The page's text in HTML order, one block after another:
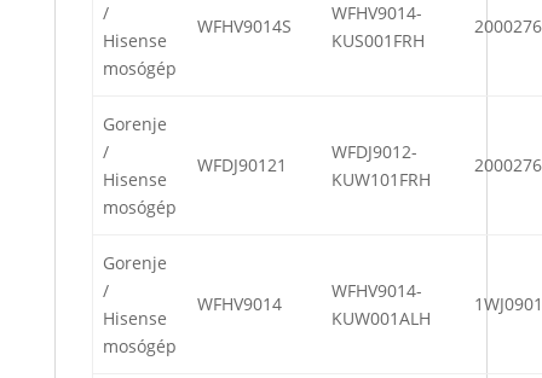
/
Hisense
mosógép
WFHV9014S
WFHV9014-
KUS001FRH
Gorenje
/
Hisense
mosógép
WFDJ90121
WFDJ9012-
KUW101FRH
Gorenje
/
Hisense
mosógép
WFHV9014
WFHV9014-
KUW001ALH